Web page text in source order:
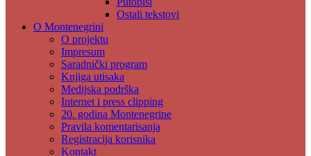
Ostali tekstovi
O Montenegrini
O projektu
Impresum
Saradnički program
Knjiga utisaka
Medijska podrška
Internet i press clipping
20. godina Montenegrine
Pravila komentarisanja
Registracija korisnika
Kontakt